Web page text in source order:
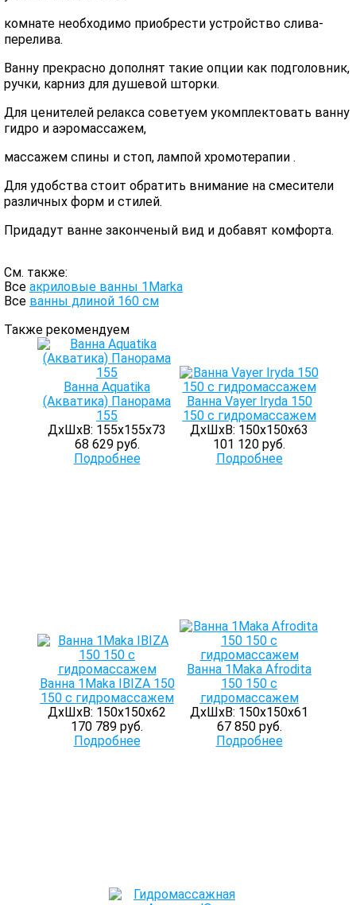
комнате необходимо приобрести устройство слива-
перелива.
Ванну прекрасно дополнят такие опции как подголовник,
ручки, карниз для душевой шторки.
Для ценителей релакса советуем укомплектовать ванну
гидро и аэромассажем,
массажем спины и стоп, лампой хромотерапии .
Для удобства стоит обратить внимание на смесители
различных форм и стилей.
Придадут ванне законченый вид и добавят комфорта.
См. также:
Все акриловые ванны 1Marka
Все ванны длиной 160 см
Также рекомендуем
Ванна Aquatika
(Акватика) Панорама
155
ДхШхВ: 155х155х73
68 629 руб.
Подробнее
Ванна Vayer Iryda 150
150 с гидромассажем
ДхШхВ: 150х150х63
101 120 руб.
Подробнее
Ванна 1Maka IBIZA 150
150 с гидромассажем
ДхШхВ: 150х150х62
170 789 руб.
Подробнее
Ванна 1Maka Afrodita
150 150 с
гидромассажем
ДхШхВ: 150х150х61
67 850 руб.
Подробнее